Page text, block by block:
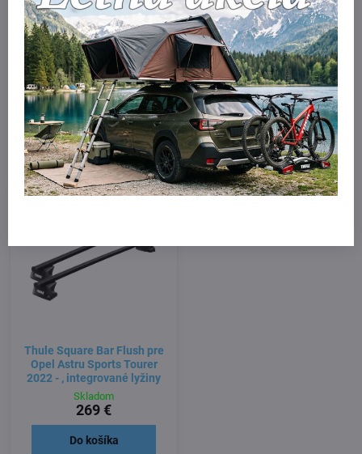
Thule EDGE Flush pre Opel
Astru Sports Tourer 2022 - ,
integrované lyžiny
Skladom
359 €
Do košíka
Thule EDGE Flush Black pre
Opel Astru Sports Tourer
2022 - , integrované lyžiny
Skladom
399 €
Do košíka
Thule Square Bar Flush pre
Opel Astru Sports Tourer
2022 - , integrované lyžiny
Skladom
269 €
Do košíka